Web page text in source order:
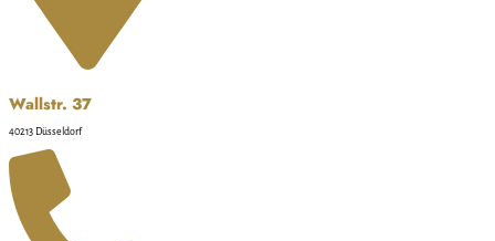
Wallstr. 37
40213 Düsseldorf